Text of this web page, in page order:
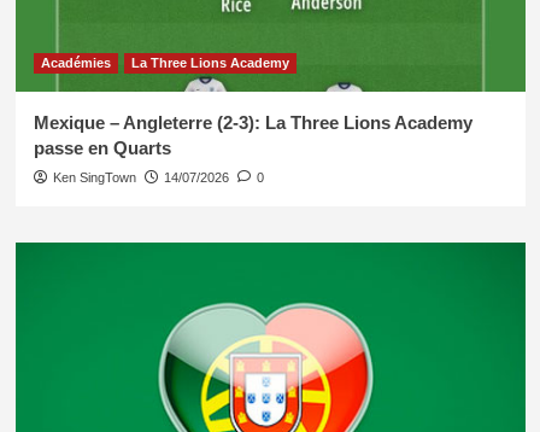
Académies La Three Lions Academy
Mexique – Angleterre (2-3): La Three Lions Academy
passe en Quarts
Ken SingTown 14/07/2026 0